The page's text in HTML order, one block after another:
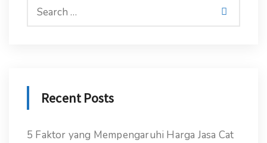
Recent Posts
5 Faktor yang Mempengaruhi Harga Jasa Cat